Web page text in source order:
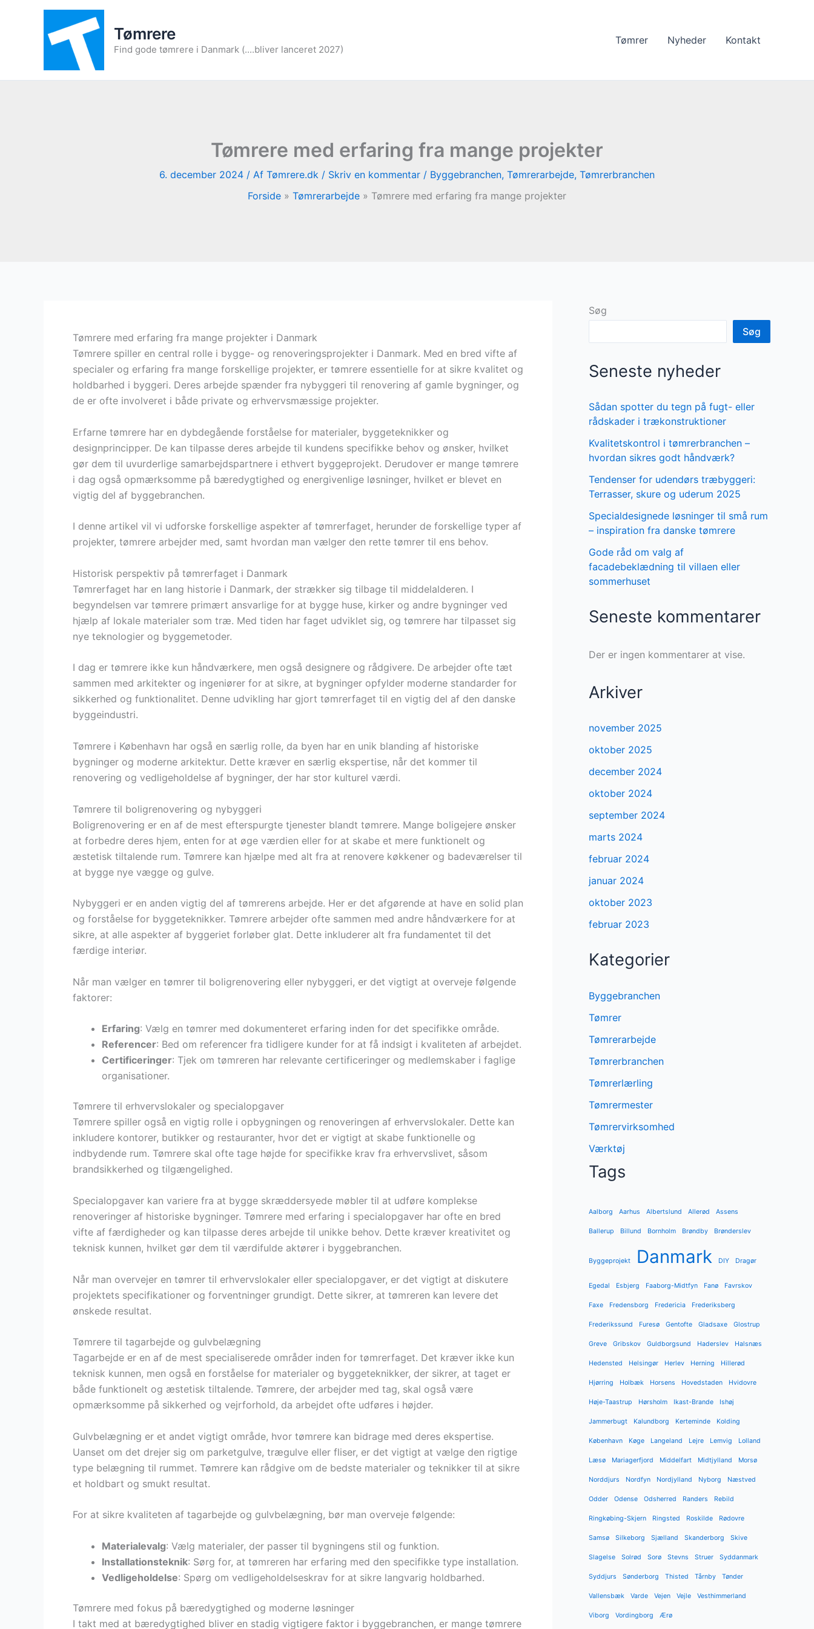
Tømrere
Find gode tømrere i Danmark (....bliver lanceret 2027)
Tømrer Nyheder Kontakt
Tømrere med erfaring fra mange projekter
6. december 2024 / Af Tømrere.dk / Skriv en kommentar / Byggebranchen, Tømrerarbejde, Tømrerbranchen
Forside
Tømrerarbejde Tømrere med erfaring fra mange projekter
Tømrere med erfaring fra mange projekter i Danmark
Tømrere spiller en central rolle i bygge- og renoveringsprojekter i Danmark. Med en bred vifte af
specialer og erfaring fra mange forskellige projekter, er tømrere essentielle for at sikre kvalitet og
holdbarhed i byggeri. Deres arbejde spænder fra nybyggeri til renovering af gamle bygninger, og
de er ofte involveret i både private og erhvervsmæssige projekter.
Erfarne tømrere har en dybdegående forståelse for materialer, byggeteknikker og
designprincipper. De kan tilpasse deres arbejde til kundens specifikke behov og ønsker, hvilket
gør dem til uvurderlige samarbejdspartnere i ethvert byggeprojekt. Derudover er mange tømrere
i dag også opmærksomme på bæredygtighed og energivenlige løsninger, hvilket er blevet en
vigtig del af byggebranchen.
I denne artikel vil vi udforske forskellige aspekter af tømrerfaget, herunder de forskellige typer af
projekter, tømrere arbejder med, samt hvordan man vælger den rette tømrer til ens behov.
Historisk perspektiv på tømrerfaget i Danmark
Tømrerfaget har en lang historie i Danmark, der strækker sig tilbage til middelalderen. I
begyndelsen var tømrere primært ansvarlige for at bygge huse, kirker og andre bygninger ved
hjælp af lokale materialer som træ. Med tiden har faget udviklet sig, og tømrere har tilpasset sig
nye teknologier og byggemetoder.
I dag er tømrere ikke kun håndværkere, men også designere og rådgivere. De arbejder ofte tæt
sammen med arkitekter og ingeniører for at sikre, at bygninger opfylder moderne standarder for
sikkerhed og funktionalitet. Denne udvikling har gjort tømrerfaget til en vigtig del af den danske
byggeindustri.
Tømrere i København har også en særlig rolle, da byen har en unik blanding af historiske
bygninger og moderne arkitektur. Dette kræver en særlig ekspertise, når det kommer til
renovering og vedligeholdelse af bygninger, der har stor kulturel værdi.
Tømrere til boligrenovering og nybyggeri
Boligrenovering er en af de mest efterspurgte tjenester blandt tømrere. Mange boligejere ønsker
at forbedre deres hjem, enten for at øge værdien eller for at skabe et mere funktionelt og
æstetisk tiltalende rum. Tømrere kan hjælpe med alt fra at renovere køkkener og badeværelser til
at bygge nye vægge og gulve.
Nybyggeri er en anden vigtig del af tømrerens arbejde. Her er det afgørende at have en solid plan
og forståelse for byggeteknikker. Tømrere arbejder ofte sammen med andre håndværkere for at
sikre, at alle aspekter af byggeriet forløber glat. Dette inkluderer alt fra fundamentet til det
færdige interiør.
Når man vælger en tømrer til boligrenovering eller nybyggeri, er det vigtigt at overveje følgende
faktorer:
Erfaring: Vælg en tømrer med dokumenteret erfaring inden for det specifikke område.
Referencer: Bed om referencer fra tidligere kunder for at få indsigt i kvaliteten af arbejdet.
Certificeringer: Tjek om tømreren har relevante certificeringer og medlemskaber i faglige
organisationer.
Tømrere til erhvervslokaler og specialopgaver
Tømrere spiller også en vigtig rolle i opbygningen og renoveringen af erhvervslokaler. Dette kan
inkludere kontorer, butikker og restauranter, hvor det er vigtigt at skabe funktionelle og
indbydende rum. Tømrere skal ofte tage højde for specifikke krav fra erhvervslivet, såsom
brandsikkerhed og tilgængelighed.
Specialopgaver kan variere fra at bygge skræddersyede møbler til at udføre komplekse
renoveringer af historiske bygninger. Tømrere med erfaring i specialopgaver har ofte en bred
vifte af færdigheder og kan tilpasse deres arbejde til unikke behov. Dette kræver kreativitet og
teknisk kunnen, hvilket gør dem til værdifulde aktører i byggebranchen.
Når man overvejer en tømrer til erhvervslokaler eller specialopgaver, er det vigtigt at diskutere
projektets specifikationer og forventninger grundigt. Dette sikrer, at tømreren kan levere det
ønskede resultat.
Tømrere til tagarbejde og gulvbelægning
Tagarbejde er en af de mest specialiserede områder inden for tømrerfaget. Det kræver ikke kun
teknisk kunnen, men også en forståelse for materialer og byggeteknikker, der sikrer, at taget er
både funktionelt og æstetisk tiltalende. Tømrere, der arbejder med tag, skal også være
opmærksomme på sikkerhed og vejrforhold, da arbejdet ofte udføres i højder.
Gulvbelægning er et andet vigtigt område, hvor tømrere kan bidrage med deres ekspertise.
Uanset om det drejer sig om parketgulve, trægulve eller fliser, er det vigtigt at vælge den rigtige
type belægning til rummet. Tømrere kan rådgive om de bedste materialer og teknikker til at sikre
et holdbart og smukt resultat.
For at sikre kvaliteten af tagarbejde og gulvbelægning, bør man overveje følgende:
Materialevalg: Vælg materialer, der passer til bygningens stil og funktion.
Installationsteknik: Sørg for, at tømreren har erfaring med den specifikke type installation.
Vedligeholdelse: Spørg om vedligeholdelseskrav for at sikre langvarig holdbarhed.
Tømrere med fokus på bæredygtighed og moderne løsninger
I takt med at bæredygtighed bliver en stadig vigtigere faktor i byggebranchen, er mange tømrere
Søg
Søg
Seneste nyheder
Sådan spotter du tegn på fugt- eller
rådskader i trækonstruktioner
Kvalitetskontrol i tømrerbranchen –
hvordan sikres godt håndværk?
Tendenser for udendørs træbyggeri:
Terrasser, skure og uderum 2025
Specialdesignede løsninger til små rum
– inspiration fra danske tømrere
Gode råd om valg af
facadebeklædning til villaen eller
sommerhuset
Seneste kommentarer
Der er ingen kommentarer at vise.
Arkiver
november 2025
oktober 2025
december 2024
oktober 2024
september 2024
marts 2024
februar 2024
januar 2024
oktober 2023
februar 2023
Kategorier
Byggebranchen
Tømrer
Tømrerarbejde
Tømrerbranchen
Tømrerlærling
Tømrermester
Tømrervirksomhed
Værktøj
Tags
Aalborg Aarhus Albertslund Allerød Assens
Ballerup Billund Bornholm Brøndby Brønderslev
Byggeprojekt Danmark DIY Dragør
Egedal Esbjerg Faaborg-Midtfyn Fanø Favrskov
Faxe Fredensborg Fredericia Frederiksberg
Frederikssund Furesø Gentofte Gladsaxe Glostrup
Greve Gribskov Guldborgsund Haderslev Halsnæs
Hedensted Helsingør Herlev Herning Hillerød
Hjørring Holbæk Horsens Hovedstaden Hvidovre
Høje-Taastrup Hørsholm Ikast-Brande Ishøj
Jammerbugt Kalundborg Kerteminde Kolding
København Køge Langeland Lejre Lemvig Lolland
Læsø Mariagerfjord Middelfart Midtjylland Morsø
Norddjurs Nordfyn Nordjylland Nyborg Næstved
Odder Odense Odsherred Randers Rebild
Ringkøbing-Skjern Ringsted Roskilde Rødovre
Samsø Silkeborg Sjælland Skanderborg Skive
Slagelse Solrød Sorø Stevns Struer Syddanmark
Syddjurs Sønderborg Thisted Tårnby Tønder
Vallensbæk Varde Vejen Vejle Vesthimmerland
Viborg Vordingborg Ærø